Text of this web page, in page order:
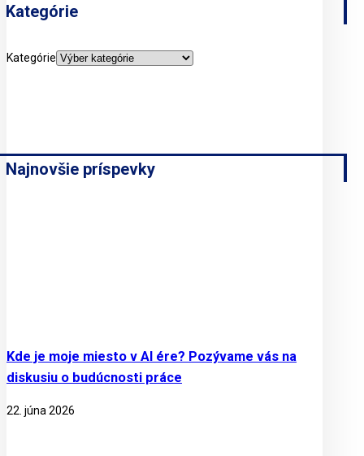
Kategórie
Kategórie
Najnovšie príspevky
Kde je moje miesto v AI ére? Pozývame vás na
diskusiu o budúcnosti práce
22. júna 2026